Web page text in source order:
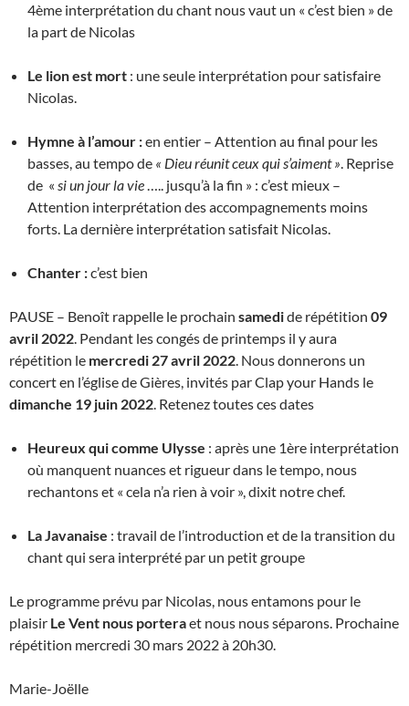
4ème interprétation du chant nous vaut un « c’est bien » de
la part de Nicolas
Le lion est mort : une seule interprétation pour satisfaire
Nicolas.
Hymne à l’amour :en entier – Attention au final pour les
basses, au tempo de « Dieu réunit ceux qui s’aiment ». Reprise
de « si un jour la vie….. jusqu’à la fin » : c’est mieux –
Attention interprétation des accompagnements moins
forts. La dernière interprétation satisfait Nicolas.
Chanter :c’est bien
PAUSE – Benoît rappelle le prochain samedide répétition 09
avril 2022. Pendant les congés de printemps il y aura
répétition le mercredi 27 avril 2022. Nous donnerons un
concert en l’église de Gières, invités par Clap your Hands le
dimanche 19 juin 2022. Retenez toutes ces dates
Heureux qui comme Ulysse : après une 1ère interprétation
où manquent nuances et rigueur dans le tempo, nous
rechantons et « cela n’a rien à voir », dixit notre chef.
La Javanaise : travail de l’introduction et de la transition du
chant qui sera interprété par un petit groupe
Le programme prévu par Nicolas, nous entamons pour le
plaisir Le Vent nous porteraet nous nous séparons. Prochaine
répétition mercredi 30 mars 2022 à 20h30.
Marie-Joëlle